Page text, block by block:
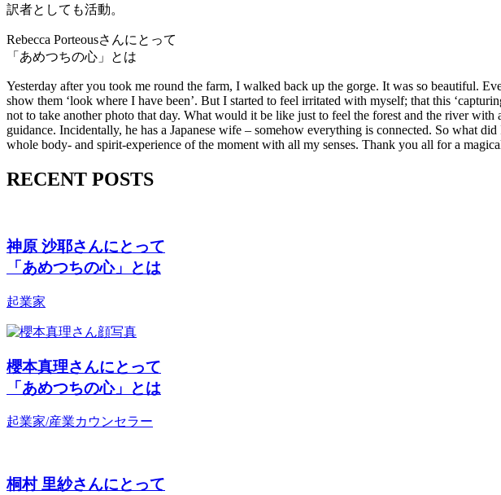
訳者としても活動。
Rebecca Porteousさんにとって
「あめつちの心」
とは
Yesterday after you took me round the farm, I walked back up the gorge. It was so beautiful.
show them ‘look where I have been’. But I started to feel irritated with myself; that this
not to take another photo that day. What would it be like just to feel the forest and the river
guidance. Incidentally, he has a Japanese wife – somehow everything is connected. So what
whole body- and spirit-experience of the moment with all my senses. Thank you all for a
RECENT POSTS
神原 沙耶さんにとって
「あめつちの心」
とは
起業家
櫻本真理さんにとって
「あめつちの心」
とは
起業家/産業カウンセラー
桐村 里紗さんにとって